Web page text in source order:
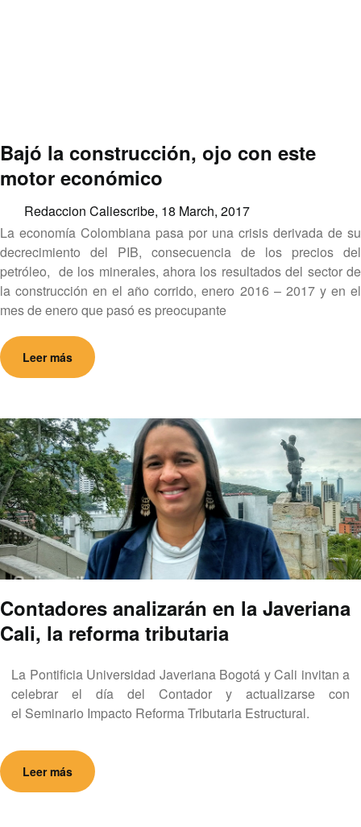
Bajó la construcción, ojo con este
motor económico
Redaccion Caliescribe, 18 March, 2017
La economía Colombiana pasa por una crisis derivada de su
decrecimiento del PIB, consecuencia de los precios del
petróleo, de los minerales, ahora los resultados del sector de
la construcción en el año corrido, enero 2016 – 2017 y en el
mes de enero que pasó es preocupante
Leer más
Contadores analizarán en la Javeriana
Cali, la reforma tributaria
La Pontificia Universidad Javeriana Bogotá y Cali invitan a
celebrar el día del Contador y actualizarse con
el Seminario Impacto Reforma Tributaria Estructural.
Leer más